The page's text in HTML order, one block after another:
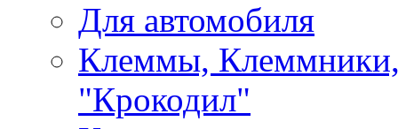
Для автомобиля
Клеммы,
"Крокодил"